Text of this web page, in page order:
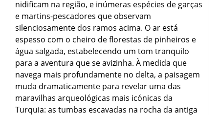
nidificam na região, e inúmeras espécies de garças
e martins-pescadores que observam
silenciosamente dos ramos acima. O ar está
espesso com o cheiro de florestas de pinheiros e
água salgada, estabelecendo um tom tranquilo
para a aventura que se avizinha. À medida que
navega mais profundamente no delta, a paisagem
muda dramaticamente para revelar uma das
maravilhas arqueológicas mais icónicas da
Turquia: as tumbas escavadas na rocha da antiga